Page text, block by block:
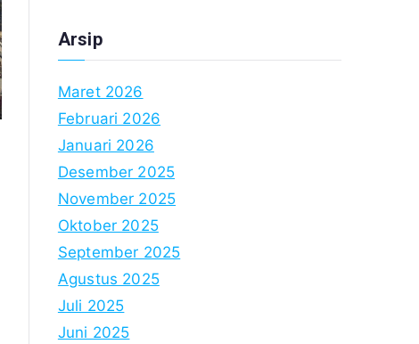
Arsip
Maret 2026
Februari 2026
Januari 2026
Desember 2025
November 2025
Oktober 2025
September 2025
Agustus 2025
Juli 2025
Juni 2025